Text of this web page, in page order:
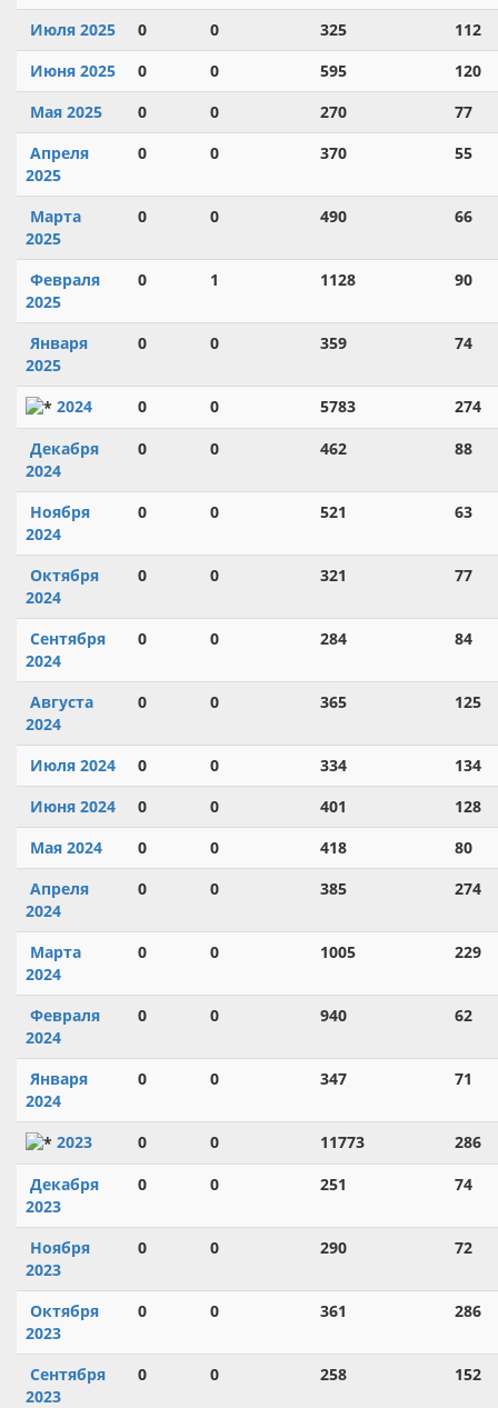
Июля 2025 0 0 325
112
Июня 2025
0 0 595
120
Мая 2025
0 0 270
77
Апреля
2025
0 0 370 55
Марта
2025
0 0 490 66
Февраля
2025
0 1 1128 90
Января
2025
0 0 359 74
2024 0 0 5783
274
Декабря
2024
0 0 462 88
Ноября
2024
0 0 521 63
Октября
2024
0 0 321 77
Сентября
2024
0 0 284 84
Августа
2024
0 0 365 125
Июля 2024 0 0 334
134
Июня 2024
0 0 401
128
Мая 2024
0 0 418
80
Апреля
2024
0 0 385 274
Марта
2024
0 0 1005 229
Февраля
2024
0 0 940 62
Января
2024
0 0 347 71
2023 0 0 11773
286
Декабря
2023
0 0 251 74
Ноября
2023
0 0 290 72
Октября
2023
0 0 361 286
Сентября
2023
0 0 258 152